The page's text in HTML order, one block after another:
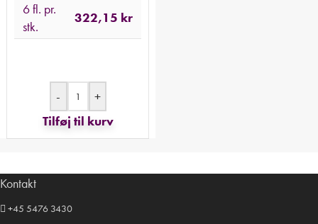
6 fl. pr.
stk.
322,15 kr
-
+
Tilføj til kurv
Kontakt
+45 5476 3430